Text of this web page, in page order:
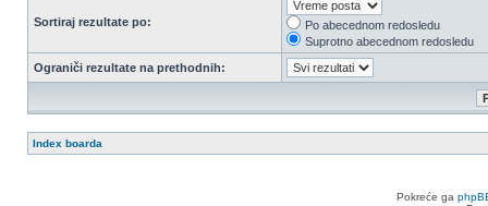
Sortiraj rezultate po:
Po abecednom redosledu
Suprotno abecednom redosledu
Ograniči rezultate na prethodnih:
Index boarda
Pokreće ga